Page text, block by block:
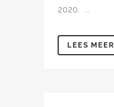
2020. ...
LEES MEER